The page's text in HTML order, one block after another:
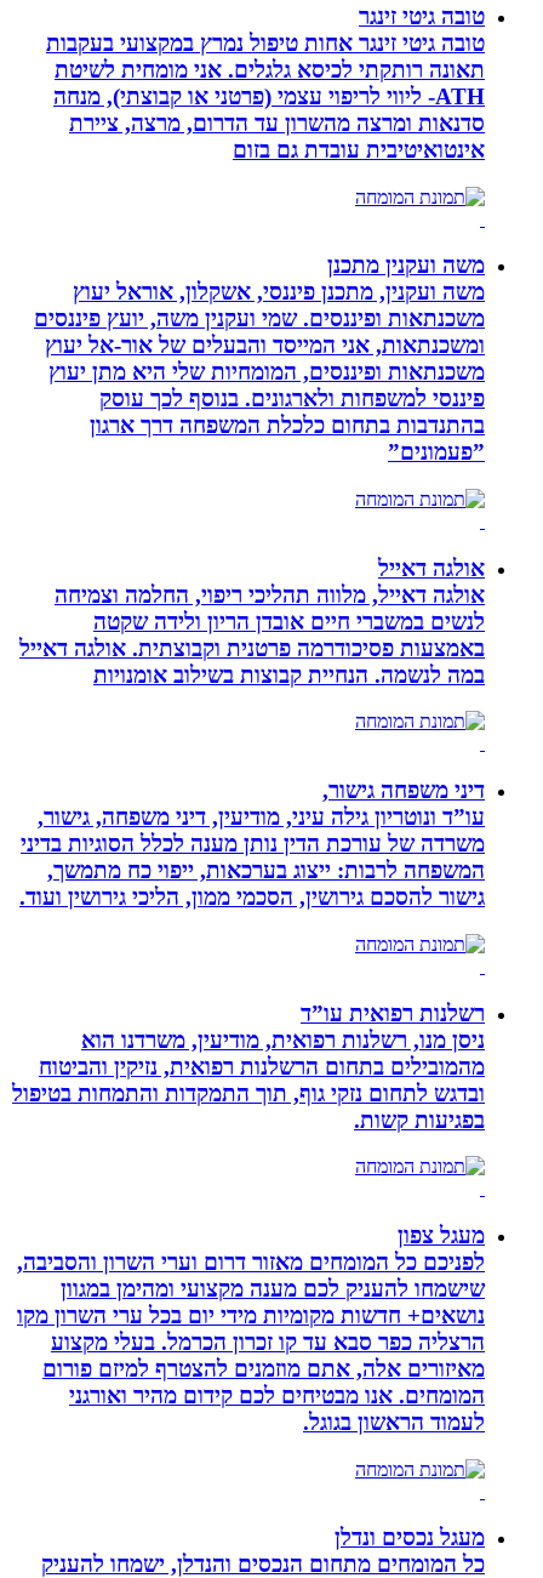
טובה גיטי זינגר
טובה גיטי זינגר אחות טיפול נמרץ במקצועי בעקבות
תאונה רותקתי לכיסא גלגלים. אני מומחית לשיטת
ATH- ליווי לריפוי עצמי (פרטני או קבוצתי), מנחה
סדנאות ומרצה מהשרון עד הדרום, מרצה, ציירת
אינטואיטיבית עובדת גם בזום
משה ועקנין מתכנן
משה ועקנין, מתכנן פיננסי, אשקלון, אוראל יעוץ
משכנתאות ופיננסים. שמי ועקנין משה, יועץ פיננסים
ומשכנתאות, אני המייסד והבעלים של אור-אל יעוץ
משכנתאות ופיננסים, המומחיות שלי היא מתן יעוץ
פיננסי למשפחות ולארגונים. בנוסף לכך עוסק
בהתנדבות בתחום כלכלת המשפחה דרך ארגון
”פעמונים”
אולגה דאייל
אולגה דאייל, מלווה תהליכי ריפוי, החלמה וצמיחה
לנשים במשברי חיים אובדן הריון ולידה שקטה
באמצעות פסיכודרמה פרטנית וקבוצתית. אולגה דאייל
במה לנשמה. ‏הנחיית קבוצות בשילוב אומנויות‏
דיני משפחה גישור,
עו”ד ונוטריון גילה עיני, מודיעין, דיני משפחה, גישור,
משרדה של עורכת הדין נותן מענה לכלל הסוגיות בדיני
המשפחה לרבות: ייצוג בערכאות, ייפוי כח מתמשך,
גישור להסכם גירושין, הסכמי ממון, הליכי גירושין ועוד.
רשלנות רפואית עו”ד
ניסן מנו, רשלנות רפואית, מודיעין, משרדנו הוא
מהמובילים בתחום הרשלנות רפואית, נזיקין והביטוח
ובדגש לתחום נזקי גוף, תוך התמקדות והתמחות בטיפול
בפגיעות קשות.
מעגל צפון
לפניכם כל המומחים מאזור דרום וערי השרון והסביבה,
שישמחו להעניק לכם מענה מקצועי ומהימן במגוון
נושאים+ חדשות מקומיות מידי יום בכל ערי השרון מקו
הרצליה כפר סבא עד קו זכרון הכרמל. בעלי מקצוע
מאיזורים אלה, אתם מוזמנים להצטרף למיזם פורום
המומחים. אנו מבטיחים לכם קידום מהיר ואורגני
לעמוד הראשון בגוגל.
מעגל נכסים ונדלן
כל המומחים מתחום הנכסים והנדלן, ישמחו להעניק